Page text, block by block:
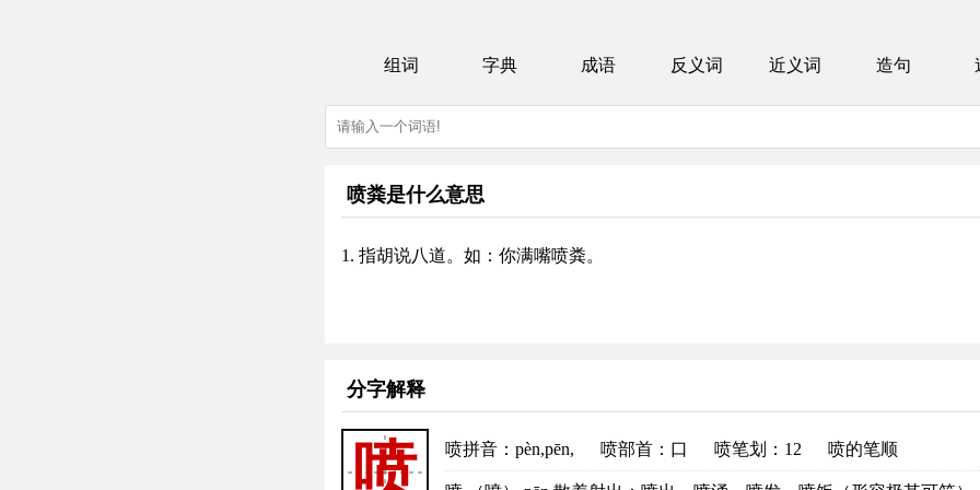
组词 字典 成语 反义词 近义词 造句
喷粪是什么意思
1. 指胡说八道。如：你满嘴喷粪。
分字解释
喷 喷拼音 ：pèn,pēn, 喷部首 ：口 喷笔划：12 喷的笔顺